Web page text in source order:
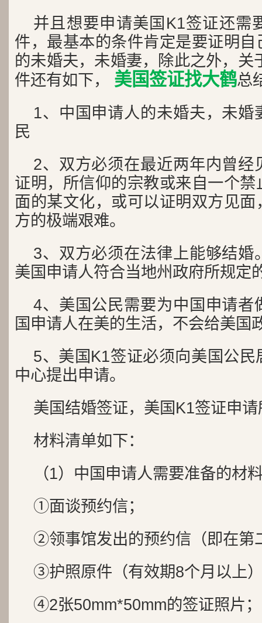
并且想要申请美国K1签证还需
件，最基本的条件肯定是要证明
的未婚夫，未婚妻，除此之外，关
件还有如下， 美国签证找大鹤总
1、中国申请人的未婚夫，未婚
民
2、双方必须在最近两年内曾经
证明，所信仰的宗教或来自一个
面的某文化，或可以证明双方见
方的极端艰难。
3、双方必须在法律上能够结婚
美国申请人符合当地州政府所规定
4、美国公民需要为中国申请者
国申请人在美的生活，不会给美国
5、美国K1签证必须向美国公
中心提出申请。
美国结婚签证，美国K1签证申
材料清单如下：
（1）中国申请人需要准备的材
①面谈预约信；
②领事馆发出的预约信（即在第
③护照原件（有效期8个月以上
④2张50mm*50mm的签证照片；